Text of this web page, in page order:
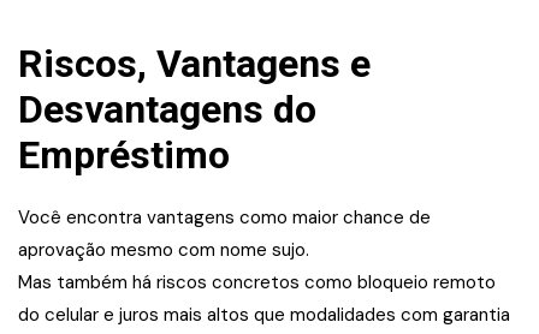
Riscos, Vantagens e
Desvantagens do
Empréstimo
Você encontra vantagens como maior chance de
aprovação mesmo com nome sujo.
Mas também há riscos concretos como bloqueio remoto
do celular e juros mais altos que modalidades com garantia